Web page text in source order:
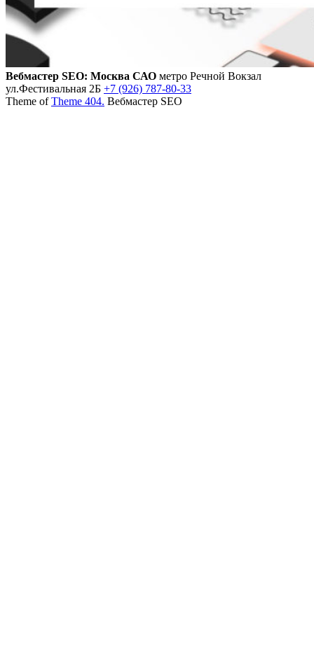
Вебмастер SEO: Москва САО метро Речной Вокзал
ул.Фестивальная 2Б +7 (926) 787-80-33
Theme ofTheme 404. Вебмастер SEO